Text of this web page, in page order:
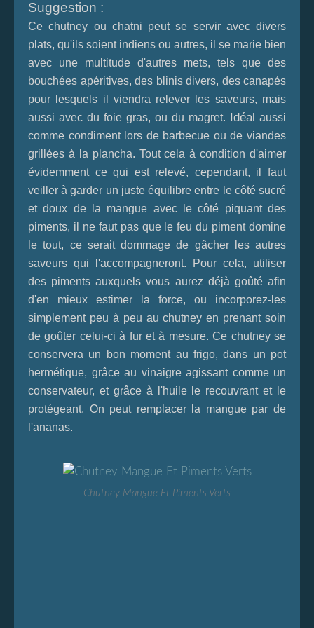
Suggestion :
Ce chutney ou chatni peut se servir avec divers
plats, qu'ils soient indiens ou autres, il se marie bien
avec une multitude d'autres mets, tels que des
bouchées apéritives, des blinis divers, des canapés
pour lesquels il viendra relever les saveurs, mais
aussi avec du foie gras, ou du magret. Idéal aussi
comme condiment lors de barbecue ou de viandes
grillées à la plancha. Tout cela à condition d'aimer
évidemment ce qui est relevé, cependant, il faut
veiller à garder un juste équilibre entre le côté sucré
et doux de la mangue avec le côté piquant des
piments, il ne faut pas que le feu du piment domine
le tout, ce serait dommage de gâcher les autres
saveurs qui l'accompagneront. Pour cela, utiliser
des piments auxquels vous aurez déjà goûté afin
d'en mieux estimer la force, ou incorporez-les
simplement peu à peu au chutney en prenant soin
de goûter celui-ci à fur et à mesure. Ce chutney se
conservera un bon moment au frigo, dans un pot
hermétique, grâce au vinaigre agissant comme un
conservateur, et grâce à l'huile le recouvrant et le
protégeant. On peut remplacer la mangue par de
l'ananas.
Chutney Mangue Et Piments Verts